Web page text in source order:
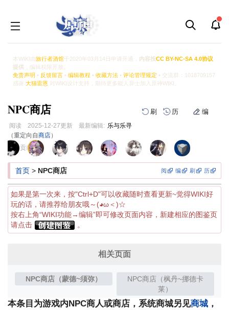
本WIKI由旅行者酒馆于2020年03月14日申请开通， 内容按CC BY-NC-SA 4.0协议
提供 ，编辑权限开放。
免责声明 • 反馈留言 • 编辑教程 • 收藏方法 • 评论管理规定 • 交流群：1018709157
感谢 大猫雷恩 对WIKI设计支持，期待更多能人异士加入原神WIKI。
NPC商店 刷 历 编
阅读 2025-12-27更新 最新编辑: 乐与乐寻
（重定向自商店）
跳
到
导
跳
到
搜
页面贡献者 :
阅 编 刷 历
首页 > NPC商店
如果是第一次来，按"Ctrl+D"可以收藏随时查看更新~觉得WIKI好
玩的话，请推荐给朋友哦～(◕ω＜)☆
按右上角“WIKI功能→编辑”即可修改页面内容，新建相应的图鉴页
请点击
。
相关页面
NPC商店（蒙德~须弥）
NPC商店（枫丹~挪德卡
莱）
本条目为游戏内NPC商人或商店，系统商城另见商城 ，